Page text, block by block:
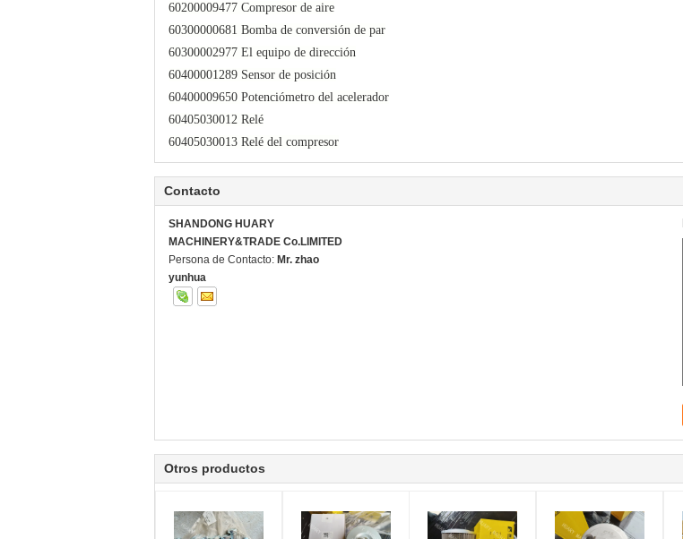
60200009477 Compresor de aire
60300000681 Bomba de conversión de par
60300002977 El equipo de dirección
60400001289 Sensor de posición
60400009650 Potenciómetro del acelerador
60405030012 Relé
60405030013 Relé del compresor
Contacto
SHANDONG HUARY
MACHINERY&TRADE Co.LIMITED
Persona de Contacto: Mr. zhao
yunhua
Otros productos